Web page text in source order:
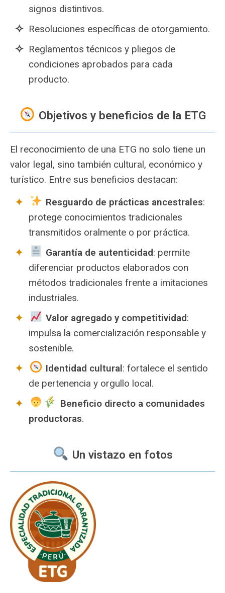
signos distintivos.
Resoluciones específicas de otorgamiento.
Reglamentos técnicos y pliegos de
condiciones aprobados para cada
producto.
Objetivos y beneficios de la ETG
El reconocimiento de una ETG no solo tiene un
valor legal, sino también cultural, económico y
turístico. Entre sus beneficios destacan:
Resguardo de prácticas ancestrales:
protege conocimientos tradicionales
transmitidos oralmente o por práctica.
Garantía de autenticidad: permite
diferenciar productos elaborados con
métodos tradicionales frente a imitaciones
industriales.
Valor agregado y competitividad:
impulsa la comercialización responsable y
sostenible.
Identidad cultural: fortalece el sentido
de pertenencia y orgullo local.
Beneficio directo a comunidades
productoras.
Un vistazo en fotos